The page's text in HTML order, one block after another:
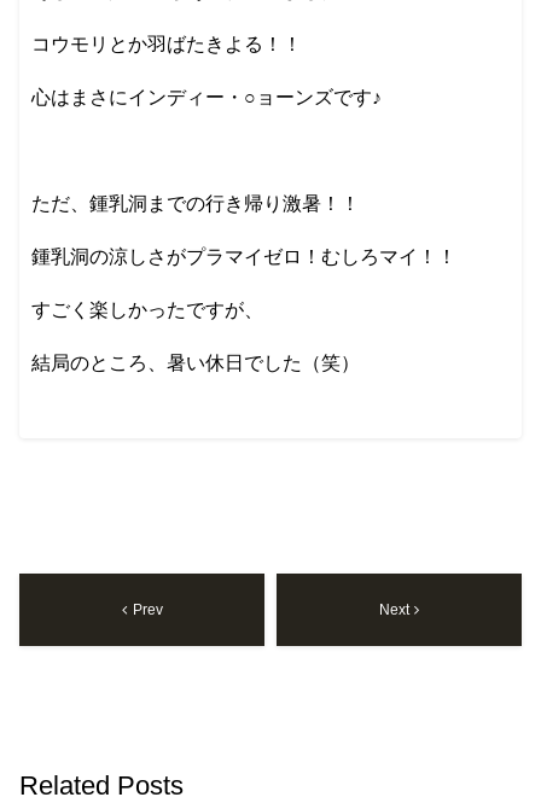
コウモリとか羽ばたきよる！！
心はまさにインディー・○ョーンズです♪
ただ、鍾乳洞までの行き帰り激暑！！
鍾乳洞の涼しさがプラマイゼロ！むしろマイ！！
すごく楽しかったですが、
結局のところ、暑い休日でした（笑）
Prev Next
Related Posts